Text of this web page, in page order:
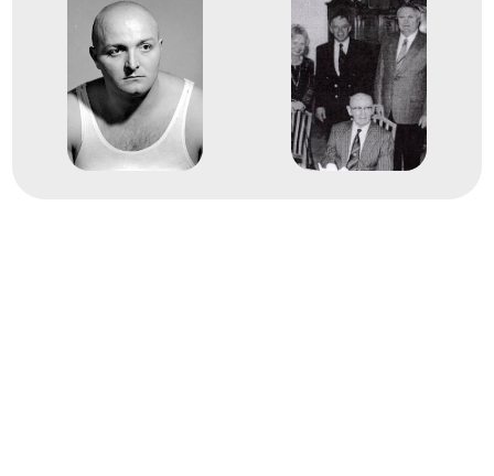
Atlétikai Európa-bajnokság
Dobószámok diszkoszvetés 3